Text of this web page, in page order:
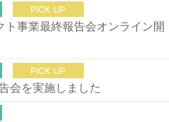
PICK UP
事業最終報告会オンライン開
PICK UP
会を実施しました